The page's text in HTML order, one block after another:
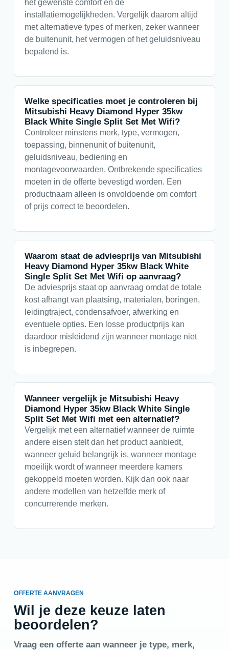
het gewenste comfort en de
installatiemogelijkheden. Vergelijk daarom altijd
met alternatieve types of merken, zeker wanneer
de buitenunit, het vermogen of het geluidsniveau
bepalend is.
Welke specificaties moet je controleren bij
Mitsubishi Heavy Diamond Hyper 35kw
Black White Single Split Set Met Wifi?
Controleer minstens merk, type, vermogen,
toepassing, binnenunit of buitenunit,
geluidsniveau, bediening en
montagevoorwaarden. Ontbrekende specificaties
moeten in de offerte bevestigd worden. Een
productnaam alleen is onvoldoende om comfort
of prijs correct te beoordelen.
Waarom staat de adviesprijs van Mitsubishi
Heavy Diamond Hyper 35kw Black White
Single Split Set Met Wifi op aanvraag?
De adviesprijs staat op aanvraag omdat de totale
kost afhangt van plaatsing, materialen, boringen,
leidingtraject, condensafvoer, afwerking en
eventuele opties. Een losse productprijs kan
daardoor misleidend zijn wanneer montage niet
is inbegrepen.
Wanneer vergelijk je Mitsubishi Heavy
Diamond Hyper 35kw Black White Single
Split Set Met Wifi met een alternatief?
Vergelijk met een alternatief wanneer de ruimte
andere eisen stelt dan het product aanbiedt,
wanneer geluid belangrijk is, wanneer montage
moeilijk wordt of wanneer meerdere kamers
gekoppeld moeten worden. Kijk dan ook naar
andere modellen van hetzelfde merk of
concurrerende merken.
OFFERTE AANVRAGEN
Wil je deze keuze laten
beoordelen?
Vraag een offerte aan wanneer je type, merk,